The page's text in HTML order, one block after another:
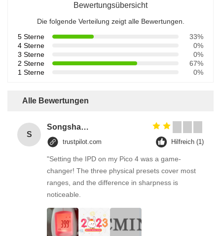
Bewertungsübersicht
Die folgende Verteilung zeigt alle Bewertungen.
5 Sterne
33%
4 Sterne
0%
3 Sterne
0%
2 Sterne
67%
1 Sterne
0%
Alle Bewertungen
S
Songshang
trustpilot.com Hilfreich (1)
"Setting the IPD on my Pico 4 was a game-
changer! The three physical presets cover most
ranges, and the difference in sharpness is
noticeable.